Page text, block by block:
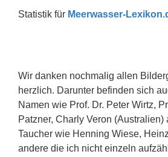
Statistik für Meerwasser-
Wir danken nochmalig allen
herzlich. Darunter befinden sich
Namen wie Prof. Dr. Peter Wirtz,
Patzner, Charly Veron (Australien)
Taucher wie Henning Wiese,
andere die ich nicht einzeln